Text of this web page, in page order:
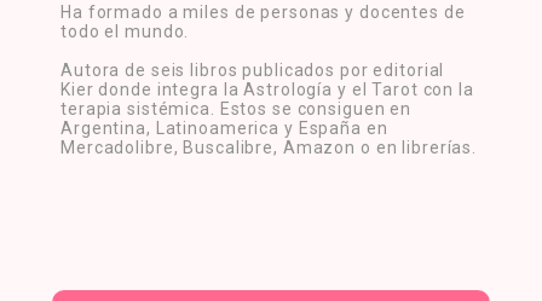
Ha formado a miles de personas y docentes de
todo el mundo.
Autora de seis libros publicados por editorial
Kier donde integra la Astrología y el Tarot con la
terapia sistémica. Estos se consiguen en
Argentina, Latinoamerica y España en
Mercadolibre, Buscalibre, Amazon o en librerías.